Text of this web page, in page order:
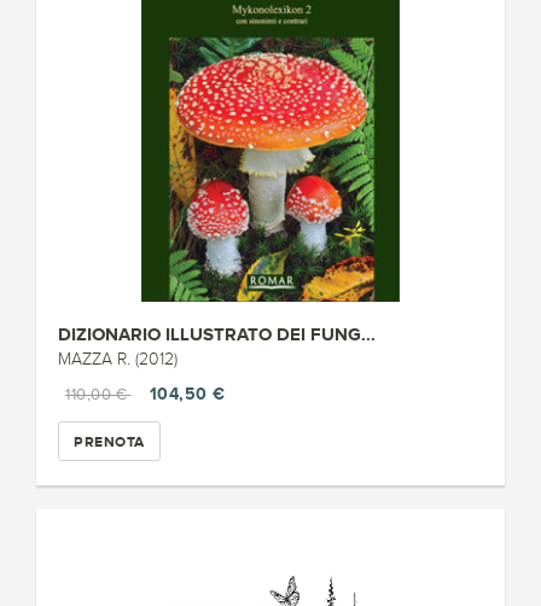
DIZIONARIO ILLUSTRATO DEI FUNG...
MAZZA R. (2012)
110,00 €
104,50 €
PRENOTA